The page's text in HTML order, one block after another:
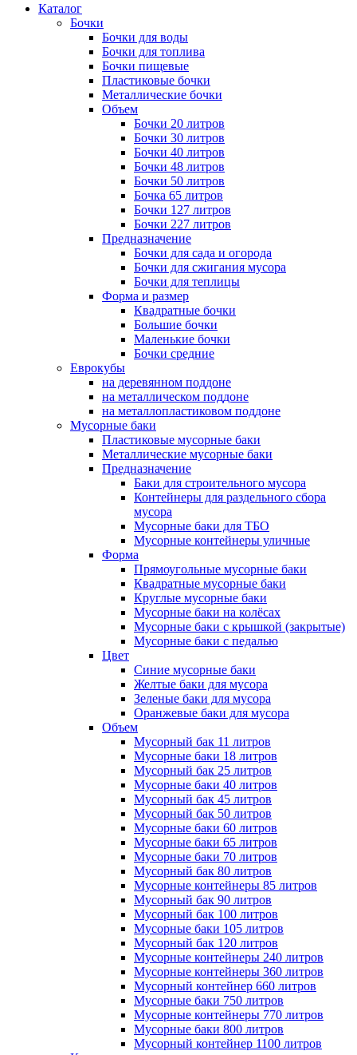
Каталог
Бочки
Бочки для воды
Бочки для топлива
Бочки пищевые
Пластиковые бочки
Металлические бочки
Объем
Бочки 20 литров
Бочки 30 литров
Бочки 40 литров
Бочки 48 литров
Бочки 50 литров
Бочка 65 литров
Бочки 127 литров
Бочки 227 литров
Предназначение
Бочки для сада и огорода
Бочки для сжигания мусора
Бочки для теплицы
Форма и размер
Квадратные бочки
Большие бочки
Маленькие бочки
Бочки средние
Еврокубы
на деревянном поддоне
на металлическом поддоне
на металлопластиковом поддоне
Мусорные баки
Пластиковые мусорные баки
Металлические мусорные баки
Предназначение
Баки для строительного мусора
Контейнеры для раздельного сбора
мусора
Мусорные баки для ТБО
Мусорные контейнеры уличные
Форма
Прямоугольные мусорные баки
Квадратные мусорные баки
Круглые мусорные баки
Мусорные баки на колёсах
Мусорные баки с крышкой (закрытые)
Мусорные баки с педалью
Цвет
Синие мусорные баки
Желтые баки для мусора
Зеленые баки для мусора
Оранжевые баки для мусора
Объем
Мусорный бак 11 литров
Мусорные баки 18 литров
Мусорный бак 25 литров
Мусорные баки 40 литров
Мусорный бак 45 литров
Мусорный бак 50 литров
Мусорные баки 60 литров
Мусорные баки 65 литров
Мусорные баки 70 литров
Мусорный бак 80 литров
Мусорные контейнеры 85 литров
Мусорный бак 90 литров
Мусорный бак 100 литров
Мусорные баки 105 литров
Мусорный бак 120 литров
Мусорные контейнеры 240 литров
Мусорные контейнеры 360 литров
Мусорный контейнер 660 литров
Мусорные баки 750 литров
Мусорные контейнеры 770 литров
Мусорные баки 800 литров
Мусорный контейнер 1100 литров